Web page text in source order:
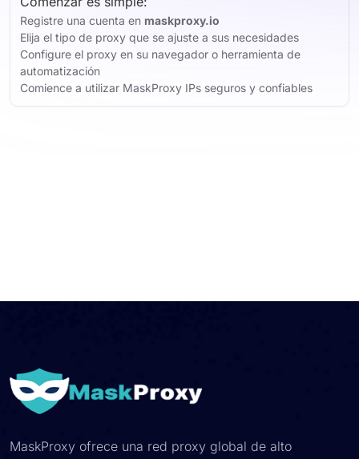
Registre una cuenta en maskproxy.io
Elija el tipo de proxy que se ajuste a sus necesidades
Configure el proxy en su navegador o herramienta de
automatización
Comience a utilizar MaskProxy IPs seguros y confiables
MaskProxy ofrece una red proxy global de alto